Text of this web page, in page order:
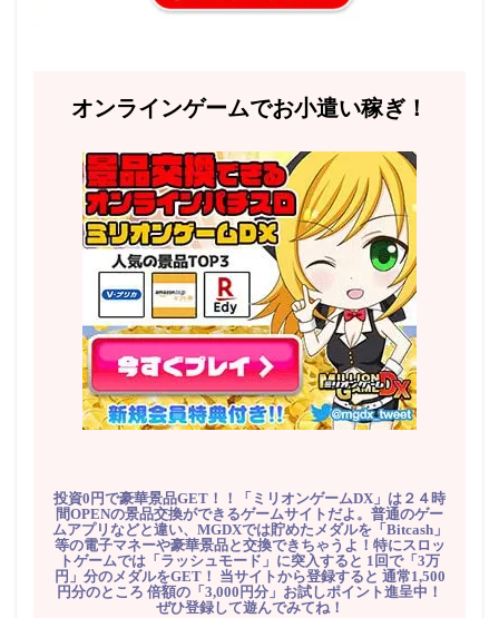
オンラインゲームでお小遣い稼ぎ！
投資0円で豪華景品GET！！「ミリオンゲームDX」は２４時
間OPENの景品交換ができるゲームサイトだよ。普通のゲー
ムアプリなどと違い、MGDXでは貯めたメダルを「Bitcash」
等の電子マネーや豪華景品と交換できちゃうよ！特にスロッ
トゲームでは「ラッシュモード」に突入すると 1回で「3万
円」分のメダルをGET！ 当サイトから登録すると 通常1,500
円分のところ 倍額の「3,000円分」お試しポイント進呈中！
ぜひ登録して遊んでみてね！